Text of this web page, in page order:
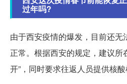
过年吗?
由于西安疫情的爆发，目前还无
正常。根据西安的规定，建议所
开”，同时要求往返人员提供核酸